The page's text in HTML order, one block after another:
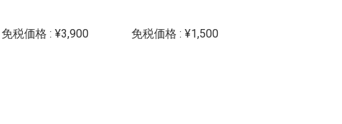
免税価格 : ¥3,900 免税価格 : ¥1,500